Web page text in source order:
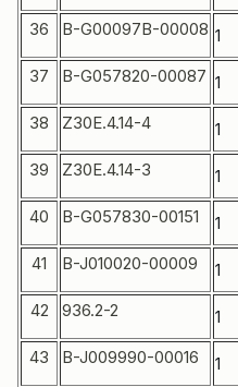
36 B-G00097B-00008 1
37 B-G057820-00087 1
38 Z30E.4.14-4 1
39
Z30E.4.14-3 1
40 B-G057830-00151 1
41 B-J010020-00009 1
42 936.2-2 1
43 B-J009990-00016 1